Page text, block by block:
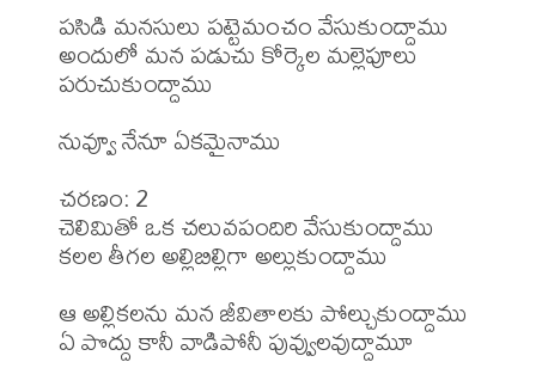
పసిడి మనసులు పట్టెమంచం వేసుకుంద్దాము
అందులో మన పడుచు కోర్కెల మల్లెపూలు
పరుచుకుంద్దాము
నువ్వూ నేనూ ఏకమైనాము
చరణం: 2
చెలిమితో ఒక చలువపందిరి వేసుకుంద్దాము
కలల తీగల అల్లిబిల్లిగా అల్లుకుంద్దాము
ఆ అల్లికలను మన జీవితాలకు పోల్చుకుంద్దాము
ఏ పొద్దు కానీ వాడిపోనీ పువ్వులవుద్దామూ